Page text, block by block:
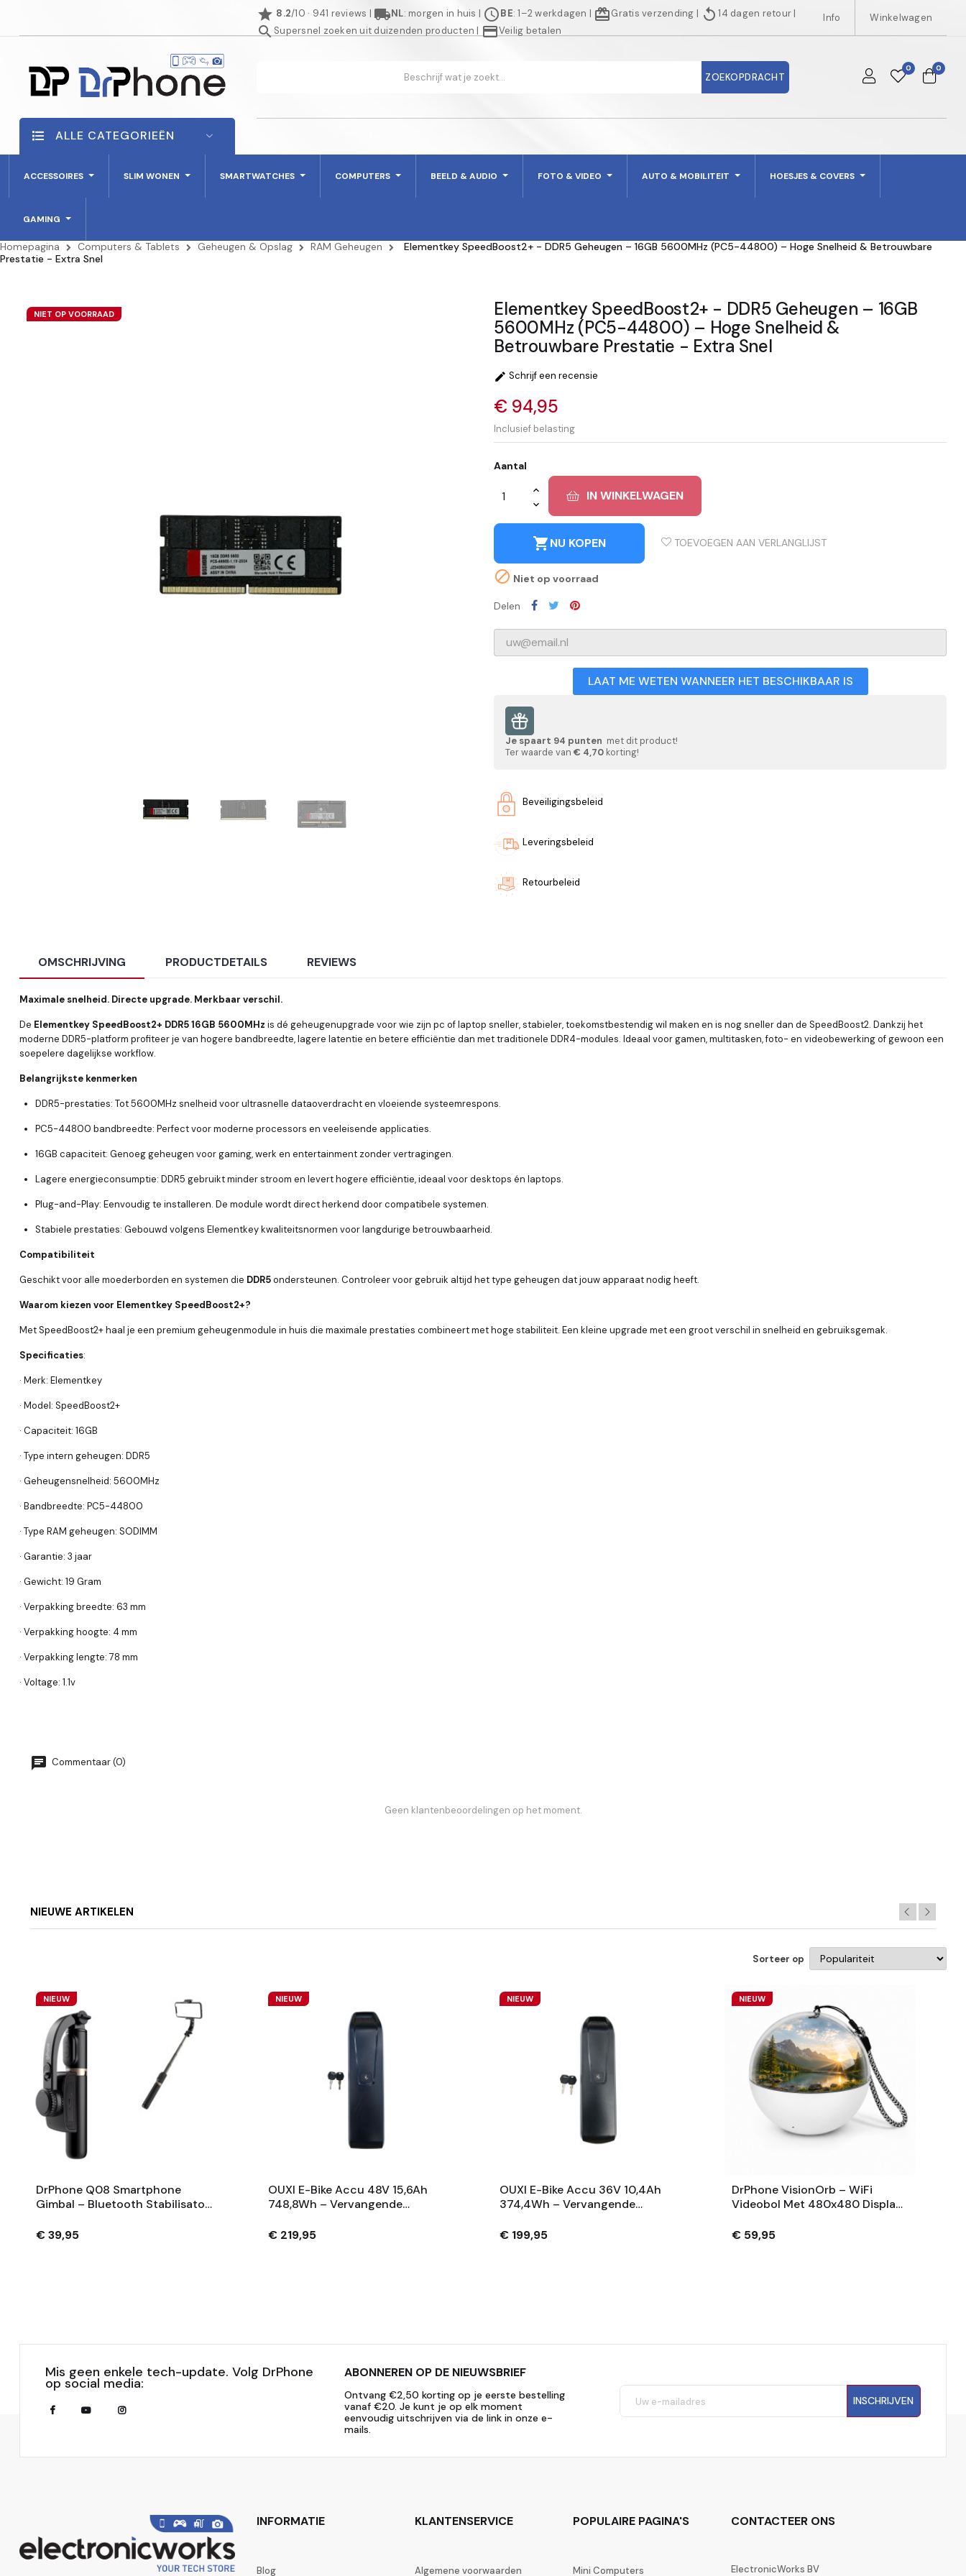
star 8.2/10 · 941 reviews | local_shippingNL: morgen in huis | scheduleBE: 1–2 werkdagen | redeemGratis verzending | replay14 dagen retour |
searchSupersnel zoeken uit duizenden producten | credit_cardVeilig betalen
Info Winkelwagen
ZOEKOPDRACHT
0 0
ALLE CATEGORIEËN
ACCESSOIRES SLIM WONEN SMARTWATCHES COMPUTERS BEELD & AUDIO FOTO & VIDEO AUTO & MOBILITEIT HOESJES & COVERS
GAMING
Homepagina Computers & Tablets Geheugen & Opslag RAM Geheugen
Elementkey SpeedBoost2+ - DDR5 Geheugen – 16GB 5600MHz (PC5-44800) – Hoge Snelheid & Betrouwbare
Prestatie - Extra Snel
NIET OP VOORRAAD
Elementkey SpeedBoost2+ - DDR5 Geheugen – 16GB
5600MHz (PC5-44800) – Hoge Snelheid &
Betrouwbare Prestatie - Extra Snel
 Schrijf een recensie
€ 94,95
Inclusief belasting
Aantal
IN WINKELWAGEN
shopping_cartNU KOPEN TOEVOEGEN AAN VERLANGLIJST
 Niet op voorraad
Delen
LAAT ME WETEN WANNEER HET BESCHIKBAAR IS
Je spaart 94 punten met dit product!
Ter waarde van € 4,70 korting!
Beveiligingsbeleid
Leveringsbeleid
Retourbeleid
OMSCHRIJVING PRODUCTDETAILS REVIEWS
Maximale snelheid. Directe upgrade. Merkbaar verschil.
De Elementkey SpeedBoost2+ DDR5 16GB 5600MHz is dé geheugenupgrade voor wie zijn pc of laptop sneller, stabieler, toekomstbestendig wil maken en is nog sneller dan de SpeedBoost2. Dankzij het
moderne DDR5-platform profiteer je van hogere bandbreedte, lagere latentie en betere efficiëntie dan met traditionele DDR4-modules. Ideaal voor gamen, multitasken, foto- en videobewerking of gewoon een
soepelere dagelijkse workflow.
Belangrijkste kenmerken
DDR5-prestaties: Tot5600MHz snelheid voor ultrasnelle dataoverdracht en vloeiende systeemrespons.
PC5-44800 bandbreedte: Perfect voor moderne processors en veeleisende applicaties.
16GB capaciteit: Genoeg geheugen voor gaming, werk en entertainment zonder vertragingen.
Lagere energieconsumptie: DDR5 gebruikt minder stroom en levert hogere efficiëntie, ideaal voor desktops én laptops.
Plug-and-Play: Eenvoudig te installeren. De module wordt direct herkend door compatibele systemen.
Stabiele prestaties: Gebouwd volgens Elementkey kwaliteitsnormen voor langdurige betrouwbaarheid.
Compatibiliteit
Geschikt voor alle moederborden en systemen die DDR5ondersteunen. Controleer voor gebruik altijd het type geheugen dat jouw apparaat nodig heeft.
Waarom kiezen voor Elementkey SpeedBoost2+?
Met SpeedBoost2+ haal je een premium geheugenmodule in huis die maximale prestaties combineert met hoge stabiliteit. Een kleine upgrade met een groot verschil in snelheid en gebruiksgemak.
Specificaties:
· Merk: Elementkey
· Model: SpeedBoost2+
· Capaciteit: 16GB
· Type intern geheugen: DDR5
· Geheugensnelheid: 5600MHz
· Bandbreedte: PC5-44800
· Type RAM geheugen: SODIMM
· Garantie: 3 jaar
· Gewicht: 19 Gram
· Verpakking breedte: 63 mm
· Verpakking hoogte: 4 mm
· Verpakking lengte: 78 mm
· Voltage: 1.1v
Commentaar (0)
Geen klantenbeoordelingen op het moment.
NIEUWE ARTIKELEN
Sorteer op
NIEUW
DrPhone Q08 Smartphone
Gimbal – Bluetooth Stabilisator
Zwart
€ 39,95
NIEUW
OUXI E-Bike Accu 48V 15,6Ah
748,8Wh – Vervangende
Sleutels – Zwart
€ 219,95
NIEUW
OUXI E-Bike Accu 36V 10,4Ah
374,4Wh – Vervangende
Sleutels – Zwart
€ 199,95
NIEUW
DrPhone VisionOrb – WiFi
Videobol Met 480x480 Display
– USB-C – Wit
€ 59,95
Mis geen enkele tech-update. Volg DrPhone
op social media:
ABONNEREN OP DE NIEUWSBRIEF
Ontvang €2,50 korting op je eerste bestelling
vanaf €20. Je kunt je op elk moment
eenvoudig uitschrijven via de link in onze e-
mails.
INSCHRIJVEN
INFORMATIE
Blog
KLANTENSERVICE
Algemene voorwaarden
POPULAIRE PAGINA'S
Mini Computers
CONTACTEER ONS
ElectronicWorks BV